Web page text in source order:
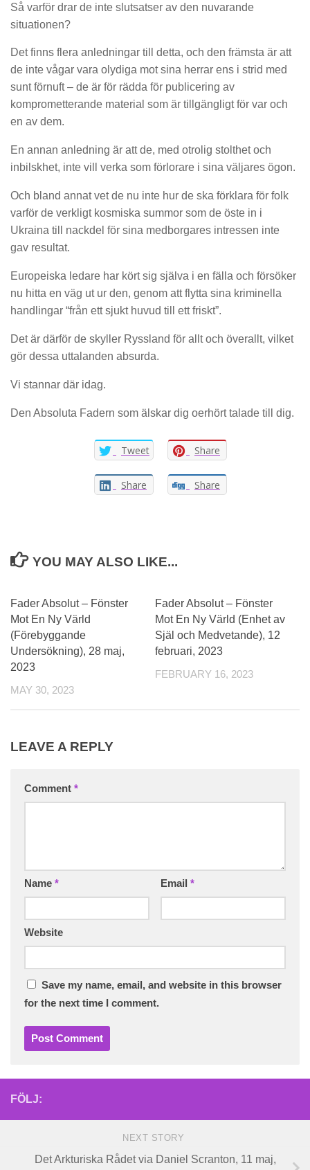
Så varför drar de inte slutsatser av den nuvarande
situationen?
Det finns flera anledningar till detta, och den främsta är att
de inte vågar vara olydiga mot sina herrar ens i strid med
sunt förnuft – de är för rädda för publicering av
komprometterande material som är tillgängligt för var och
en av dem.
En annan anledning är att de, med otrolig stolthet och
inbilskhet, inte vill verka som förlorare i sina väljares ögon.
Och bland annat vet de nu inte hur de ska förklara för folk
varför de verkligt kosmiska summor som de öste in i
Ukraina till nackdel för sina medborgares intressen inte
gav resultat.
Europeiska ledare har kört sig själva i en fälla och försöker
nu hitta en väg ut ur den, genom att flytta sina kriminella
handlingar “från ett sjukt huvud till ett friskt”.
Det är därför de skyller Ryssland för allt och överallt, vilket
gör dessa uttalanden absurda.
Vi stannar där idag.
Den Absoluta Fadern som älskar dig oerhört talade till dig.
Tweet Share
Share Share
YOU MAY ALSO LIKE...
Fader Absolut – Fönster
Mot En Ny Värld
(Förebyggande
Undersökning), 28 maj,
2023
MAY 30, 2023
Fader Absolut – Fönster
Mot En Ny Värld (Enhet av
Själ och Medvetande), 12
februari, 2023
FEBRUARY 16, 2023
LEAVE A REPLY
Comment *
Name * Email *
Website
Save my name, email, and website in this browser
for the next time I comment.
FÖLJ:
NEXT STORY
Det Arkturiska Rådet via Daniel Scranton, 11 maj,